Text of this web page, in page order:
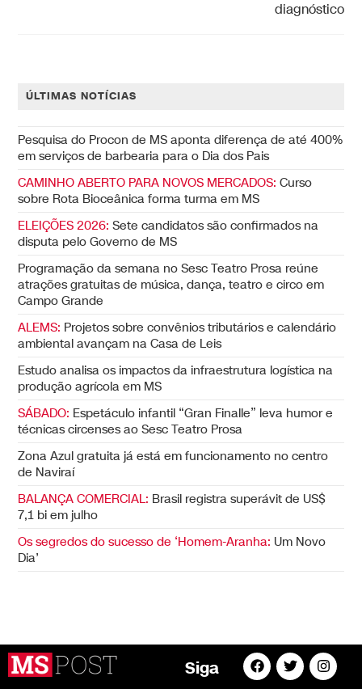
diagnóstico
ÚLTIMAS NOTÍCIAS
Pesquisa do Procon de MS aponta diferença de até 400%
em serviços de barbearia para o Dia dos Pais
CAMINHO ABERTO PARA NOVOS MERCADOS: Curso
sobre Rota Bioceânica forma turma em MS
ELEIÇÕES 2026: Sete candidatos são confirmados na
disputa pelo Governo de MS
Programação da semana no Sesc Teatro Prosa reúne
atrações gratuitas de música, dança, teatro e circo em
Campo Grande
ALEMS: Projetos sobre convênios tributários e calendário
ambiental avançam na Casa de Leis
Estudo analisa os impactos da infraestrutura logística na
produção agrícola em MS
SÁBADO: Espetáculo infantil “Gran Finalle” leva humor e
técnicas circenses ao Sesc Teatro Prosa
Zona Azul gratuita já está em funcionamento no centro
de Naviraí
BALANÇA COMERCIAL: Brasil registra superávit de US$
7,1 bi em julho
Os segredos do sucesso de ‘Homem-Aranha: Um Novo
Dia’
Siga